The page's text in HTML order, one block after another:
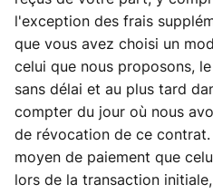
l'exception des frais
que vous avez choisi un
celui que nous proposons,
sans délai et au plus tard
compter du jour où nous
de révocation de ce
moyen de paiement que
lors de la transaction